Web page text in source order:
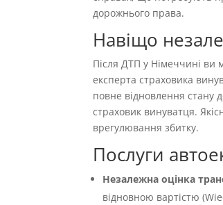
дорожнього права.
Навіщо
Після ДТП у Німеччині ви
експерта страховика
повне відновлення стану
страховик винуватця.
врегулювання збитку.
Послуги
Незалежна оцінка
відновною вартістю